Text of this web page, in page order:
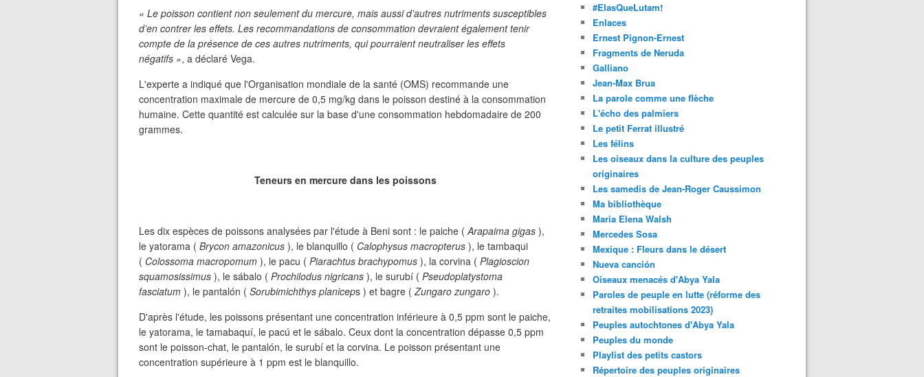
« Le poisson contient non seulement du mercure, mais aussi d’autres nutriments susceptibles
d’en contrer les effets. Les recommandations de consommation devraient également tenir
compte de la présence de ces autres nutriments, qui pourraient neutraliser les effets
négatifs », a déclaré Vega.
L'experte a indiqué que l'Organisation mondiale de la santé (OMS) recommande une
concentration maximale de mercure de 0,5 mg/kg dans le poisson destiné à la consommation
humaine. Cette quantité est calculée sur la base d'une consommation hebdomadaire de 200
grammes.
Teneurs en mercure dans les poissons
Les dix espèces de poissons analysées par l'étude à Beni sont : le paiche (Arapaima gigas ),
le yatorama ( Brycon amazonicus ), le blanquillo ( Calophysus macropterus ), le tambaqui
( Colossoma macropomum ), le pacu ( Piarachtus brachypomus ), la corvina ( Plagioscion
squamosissimus ), le sábalo ( Prochilodus nigricans ), le surubí ( Pseudoplatystoma
fasciatum ), le pantalón ( Sorubimichthys planiceps ) et bagre (Zungaro zungaro ).
D'après l'étude, les poissons présentant une concentration inférieure à 0,5 ppm sont le paiche,
le yatorama, le tamabaquí, le pacú et le sábalo. Ceux dont la concentration dépasse 0,5 ppm
sont le poisson-chat, le pantalón, le surubí et la corvina. Le poisson présentant une
concentration supérieure à 1 ppm est le blanquillo.
#ElasQueLutam!
Enlaces
Ernest Pignon-Ernest
Fragments de Neruda
Galliano
Jean-Max Brua
La parole comme une flèche
L'écho des palmiers
Le petit Ferrat illustré
Les félins
Les oiseaux dans la culture des peuples
originaires
Les samedis de Jean-Roger Caussimon
Ma bibliothèque
Maria Elena Walsh
Mercedes Sosa
Mexique : Fleurs dans le désert
Nueva canción
Oiseaux menacés d'Abya Yala
Paroles de peuple en lutte (réforme des
retraites mobilisations 2023)
Peuples autochtones d'Abya Yala
Peuples du monde
Playlist des petits castors
Répertoire des peuples originaires